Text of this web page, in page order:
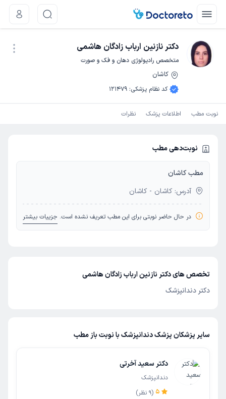
دکتر نازنین ارباب زادگان هاشمی
متخصص رادیولوژی دهان و فک و صورت
کاشان
کد نظام پزشکی:
121479
نوبت مطب اطلاعات پزشک نظرات
نوبت‌دهی مطب
مطب کاشان
آدرس: کاشان - کاشان
در حال حاضر نوبتی برای این مطب تعریف نشده است. جزییات بیشتر
تخصص های دکتر نازنین ارباب زادگان هاشمی
دکتر دندانپزشک
سایر پزشکان پزشک دندانپزشک با نوبت باز مطب
دکتر سعید آخرتی
دندانپزشک
5
(
9 نظر)